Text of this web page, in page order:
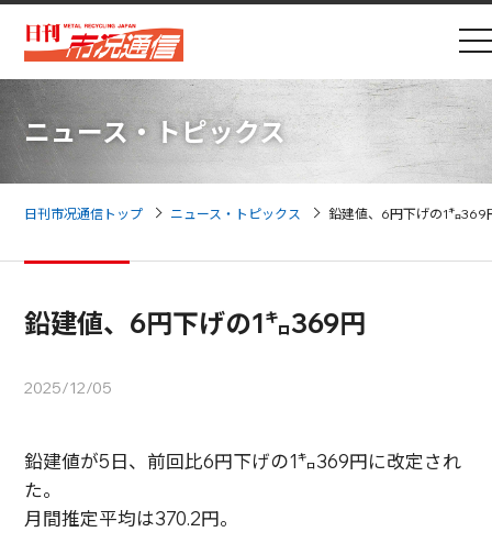
ニュース・トピックス
日刊市况通信トップ ニュース・トピックス 鉛建値、6円下げの1㌔369
鉛建値、6円下げの1㌔369円
2025/12/05
鉛建値が5日、前回比6円下げの1㌔369円に改定され
た。
月間推定平均は370.2円。